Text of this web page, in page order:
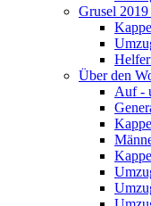
Grusel 2019
Über den
Auf -